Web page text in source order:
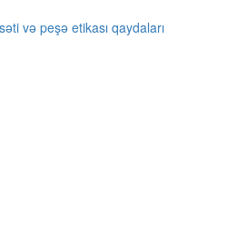
və peşə etikası qaydaları